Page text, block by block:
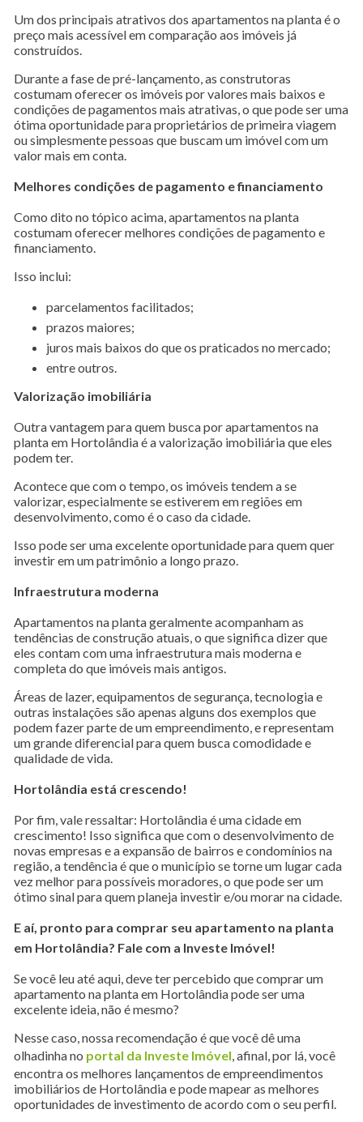
Um dos principais atrativos dos apartamentos na planta é o
preço mais acessível em comparação aos imóveis já
construídos.
Durante a fase de pré-lançamento, as construtoras
costumam oferecer os imóveis por valores mais baixos e
condições de pagamentos mais atrativas, o que pode ser uma
ótima oportunidade para proprietários de primeira viagem
ou simplesmente pessoas que buscam um imóvel com um
valor mais em conta.
Melhores condições de pagamento e financiamento
Como dito no tópico acima, apartamentos na planta
costumam oferecer melhores condições de pagamento e
financiamento.
Isso inclui:
parcelamentos facilitados;
prazos maiores;
juros mais baixos do que os praticados no mercado;
entre outros.
Valorização imobiliária
Outra vantagem para quem busca por apartamentos na
planta em Hortolândia é a valorização imobiliária que eles
podem ter.
Acontece que com o tempo, os imóveis tendem a se
valorizar, especialmente se estiverem em regiões em
desenvolvimento, como é o caso da cidade.
Isso pode ser uma excelente oportunidade para quem quer
investir em um patrimônio a longo prazo.
Infraestrutura moderna
Apartamentos na planta geralmente acompanham as
tendências de construção atuais, o que significa dizer que
eles contam com uma infraestrutura mais moderna e
completa do que imóveis mais antigos.
Áreas de lazer, equipamentos de segurança, tecnologia e
outras instalações são apenas alguns dos exemplos que
podem fazer parte de um empreendimento, e representam
um grande diferencial para quem busca comodidade e
qualidade de vida.
Hortolândia está crescendo!
Por fim, vale ressaltar: Hortolândia é uma cidade em
crescimento! Isso significa que com o desenvolvimento de
novas empresas e a expansão de bairros e condomínios na
região, a tendência é que o município se torne um lugar cada
vez melhor para possíveis moradores, o que pode ser um
ótimo sinal para quem planeja investir e/ou morar na cidade.
E aí, pronto para comprar seu apartamento na planta
em Hortolândia? Fale com a Investe Imóvel!
Se você leu até aqui, deve ter percebido que comprar um
apartamento na planta em Hortolândia pode ser uma
excelente ideia, não é mesmo?
Nesse caso, nossa recomendação é que você dê uma
olhadinha no portal da Investe Imóvel , afinal, por lá, você
encontra os melhores lançamentos de empreendimentos
imobiliários de Hortolândia e pode mapear as melhores
oportunidades de investimento de acordo com o seu perfil.